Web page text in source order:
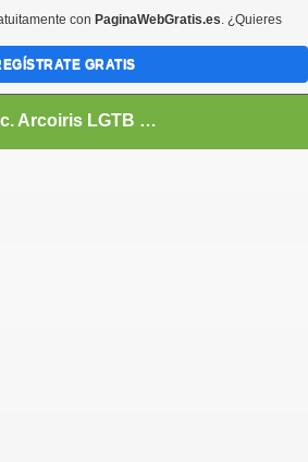
Asoc. Arcoiris LGTB de Honduras
con PaginaWebGratis.es. ¿Quieres
GRATIS